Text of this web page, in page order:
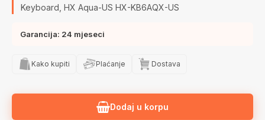
Keyboard, HX Aqua-US HX-KB6AQX-US
Garancija: 24 mjeseci
Kako kupiti Plaćanje Dostava
Dodaj u korpu